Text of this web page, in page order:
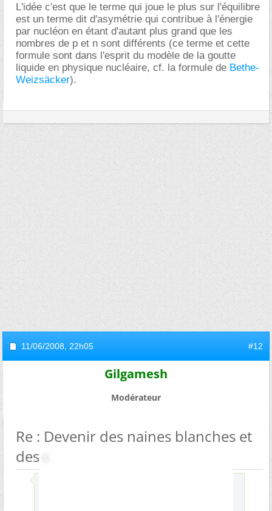
L'idée c'est que le terme qui joue le plus sur l'équilibre
est un terme dit d'asymétrie qui contribue à l'énergie
par nucléon en étant d'autant plus grand que les
nombres de p et n sont différents (ce terme et cette
formule sont dans l'esprit du modèle de la goutte
liquide en physique nucléaire, cf. la formule de Bethe-
Weizsäcker).
11/06/2008, 22h05 #12
Gilgamesh
Modérateur
Re : Devenir des naines blanches et
des étoiles à neutrons